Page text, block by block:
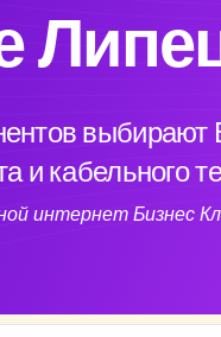
выбирают
и кабельного
интернет Бизнес